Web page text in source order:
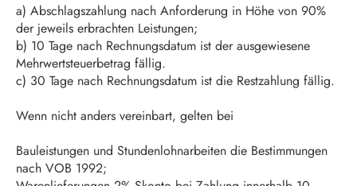
a) Abschlagszahlung nach Anforderung in Höhe von 90%
der jeweils erbrachten Leistungen;
b) 10 Tage nach Rechnungsdatum ist der ausgewiesene
Mehrwertsteuerbetrag fällig.
c) 30 Tage nach Rechnungsdatum ist die Restzahlung fällig.
Wenn nicht anders vereinbart, gelten bei
Bauleistungen und Stundenlohnarbeiten die Bestimmungen
nach VOB 1992;